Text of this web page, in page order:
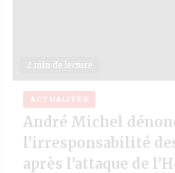
2 min de lecture
ACTUALITÉS
André Michel
l’irresponsabilité
après l’attaque de